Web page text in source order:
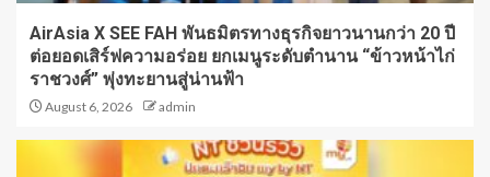
AirAsia X SEE FAH พันธมิตรทางธุรกิจยาวนานกว่า 20 ปี
ต่อยอดเสิร์ฟความอร่อย ยกเมนูระดับตำนาน “ข้าวหน้าไก่
ราชวงศ์” พุ่งทะยานสู่น่านฟ้า
August 6, 2026 admin